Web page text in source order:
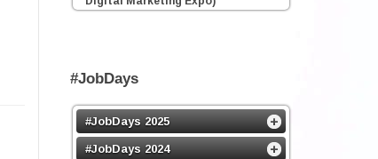
#JobDays
#JobDays 2025
#JobDays 2024